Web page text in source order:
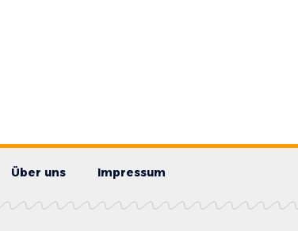
Über uns Impressum